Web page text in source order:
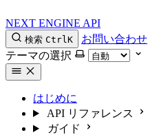
NEXT ENGINE API
検索 CtrlK
お問い合わせ
テーマの選択
はじめに
API リファレンス
ガイド